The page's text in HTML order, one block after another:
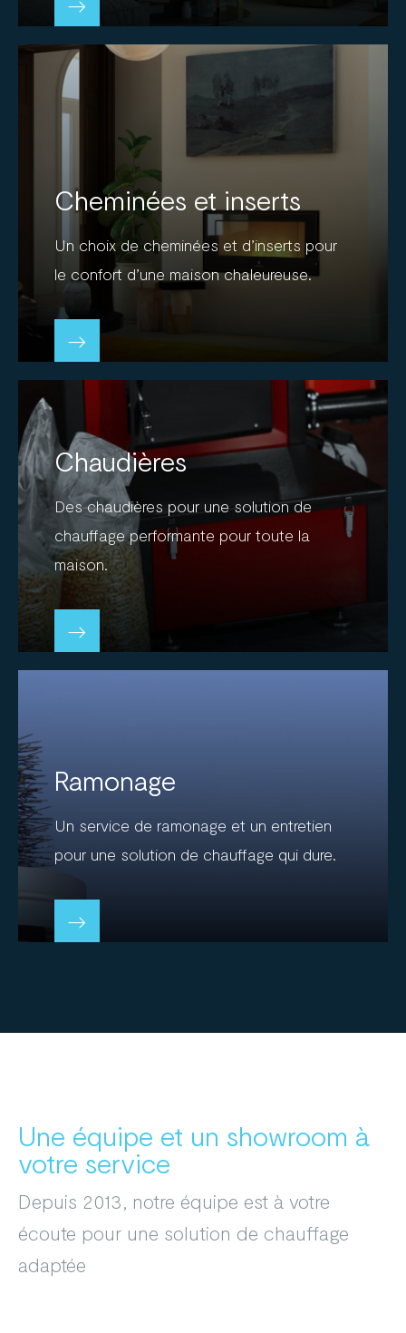
Cheminées et inserts
Un choix de cheminées et d’inserts pour
le confort d’une maison chaleureuse.
Chaudières
Des chaudières pour une solution de
chauffage performante pour toute la
maison.
Ramonage
Un service de ramonage et un entretien
pour une solution de chauffage qui dure.
Une équipe et un showroom à
votre service
Depuis 2013, notre équipe est à votre
écoute pour une solution de chauffage
adaptée